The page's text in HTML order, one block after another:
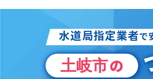
水道局指定業者で
土岐市の